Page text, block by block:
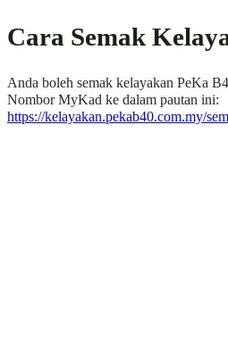
Cara Semak
Anda boleh semak kelayakan PeKa
Nombor MyKad ke dalam pautan ini:
https://kelayakan.pekab40.com.my/